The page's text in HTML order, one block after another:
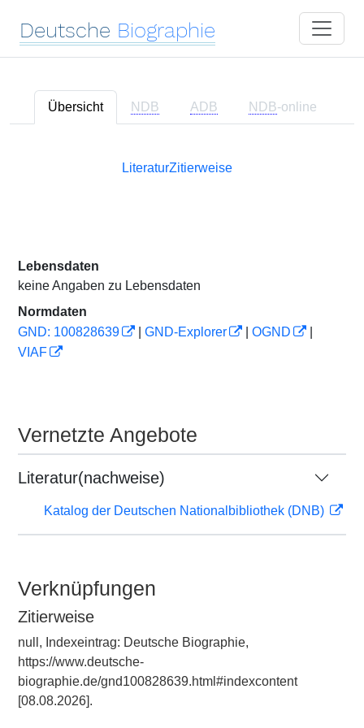
Deutsche Biographie
Übersicht NDB ADB NDB-online
LiteraturZitierweise
Lebensdaten
keine Angaben zu Lebensdaten
Normdaten
GND: 100828639
GND-Explorer OGND
VIAF
Vernetzte Angebote
Literatur(nachweise)
Katalog der Deutschen Nationalbibliothek (DNB)
Verknüpfungen
Zitierweise
null, Indexeintrag: Deutsche Biographie,
https://www.deutsche-
biographie.de/gnd100828639.html#indexcontent
[08.08.2026].